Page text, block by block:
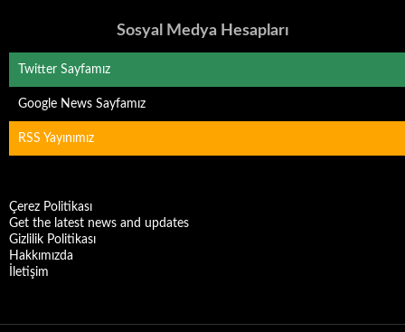
Sosyal Medya Hesapları
Twitter Sayfamız
Google News Sayfamız
RSS Yayınımız
Çerez Politikası
Get the latest news and updates
Gizlilik Politikası
Hakkımızda
İletişim